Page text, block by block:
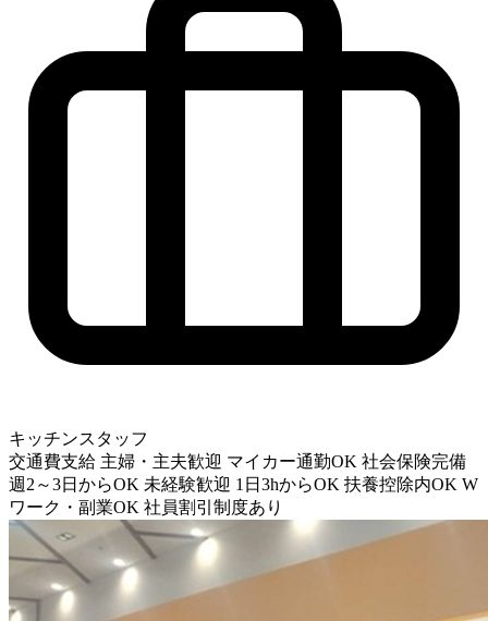
キッチンスタッフ
交通費支給 主婦・主夫歓迎 マイカー通勤OK 社会保険完備
週2～3日からOK 未経験歓迎 1日3hからOK 扶養控除内OK W
ワーク・副業OK 社員割引制度あり